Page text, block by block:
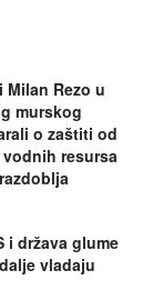
Milan Rezo u
murskog
o zaštiti od
resursa
i država glume
vladaju